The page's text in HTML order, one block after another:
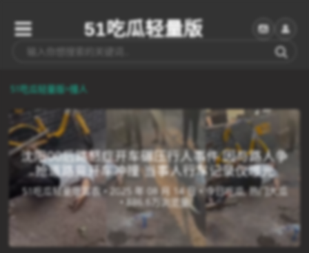
51吃瓜轻量版
51吃瓜轻量版>撞人
沈阳00后路怒症开车碾压行人事件 因与路人争
抢道路竟开车冲撞 当事人行车记录仪曝光
51吃瓜轻量版富农 •2025 年 08 月 14 日 • 今日吃瓜, 热门大瓜
• 886.6万浏览量